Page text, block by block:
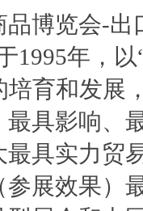
博览会-出
1995年，
培育和发展
最具影响、
具实力贸
展效果）